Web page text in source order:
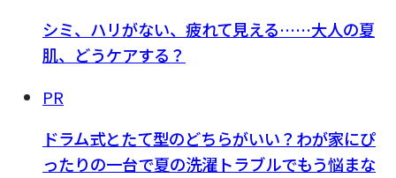
シミ、ハリがない、疲れて見える……大人の夏
肌、どうケアする？
PR
ドラム式とたて型のどちらがいい？わが家にぴ
ったりの一台で夏の洗濯トラブルでもう悩まな